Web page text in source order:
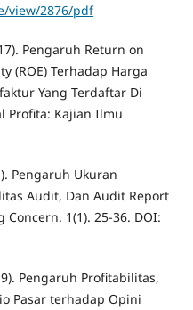
view/2876/pdf
Pengaruh Return on
(ROE) Terhadap Harga
Yang Terdaftar Di
Profita: Kajian Ilmu
Pengaruh Ukuran
Audit, Dan Audit Report
1(1). 25-36. DOI:
Pengaruh Profitabilitas,
Pasar terhadap Opini